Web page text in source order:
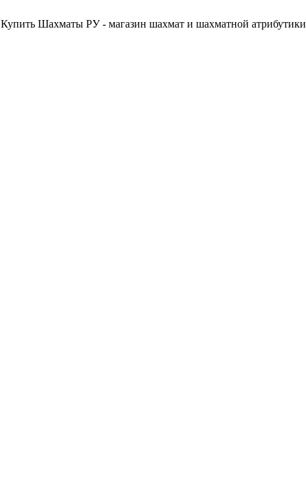
Купить Шахматы РУ - магазин шахмат и шахматной атрибутики